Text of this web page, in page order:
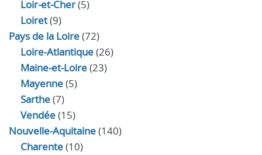
Loir‑et‑Cher(5)
Loiret(9)
Pays de la Loire(72)
Loire-Atlantique(26)
Maine-et-Loire(23)
Mayenne(5)
Sarthe(7)
Vendée(15)
Nouvelle-Aquitaine(140)
Charente(10)